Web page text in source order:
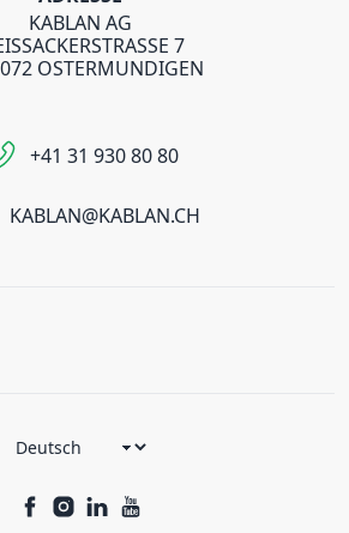
KABLAN AG
7
OSTERMUNDIGEN
+41 31 930 80 80
KABLAN@KABLAN.CH